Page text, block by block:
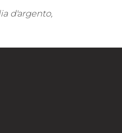
d'argento,